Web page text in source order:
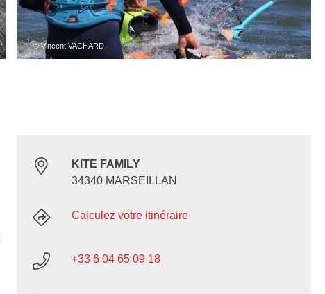
– © Vincent VACHARD
KITE FAMILY
34340 MARSEILLAN
Calculez votre itinéraire
+33 6 04 65 09 18